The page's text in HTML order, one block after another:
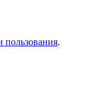
пользования.